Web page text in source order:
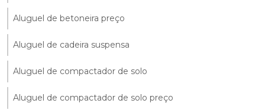
Aluguel de betoneira preço
Aluguel de cadeira suspensa
Aluguel de compactador de solo
Aluguel de compactador de solo preço